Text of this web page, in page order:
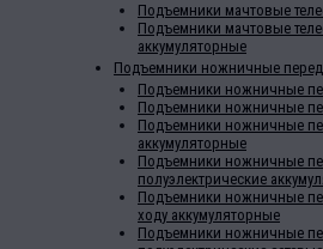
Подъемники мачтовые
Подъемники мачтовые
аккумуляторные
Подъемники ножничные
Подъемники ножничные
Подъемники ножничные
Подъемники ножничные
аккумуляторные
Подъемники ножничные
полуэлектрические
Подъемники ножничные
ходу аккумуляторные
Подъемники ножничные